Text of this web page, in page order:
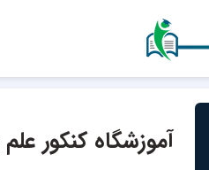
آموزشگاه کنکور